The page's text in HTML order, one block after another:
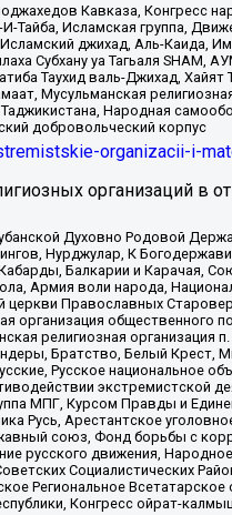
Кавказа, Конгресс
Тайба, Исламская группа,
джихад, Аль-Каида,
Субхану уа Тагьаля
Таухид валь-Джихад,
Мусульманская
Народная
добровольческий корпус
organizacii-i-
организаций в
Духовно Родовой
Нурджулар, К
Балкарии и Карачая,
Армия воли народа,
церкви Православных
организация общественного
религиозная
Братство, Белый Крест,
Русское
экстремистской
МПГ, Курсом Правды и
Русь, Арестантское
союз, Фонд борьбы с
русского движения,
Социалистических
Региональное
Конгресс ойрат-